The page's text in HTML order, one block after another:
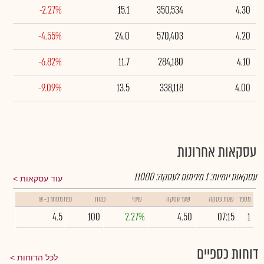
4.30
350,534
15.1
-2.27%
4.20
570,403
24.0
-4.55%
4.10
284,180
11.7
-6.82%
4.00
338,118
13.5
-9.09%
עסקאות אחרונות
עוד עסקאות עסקאות יומיות:1מינימום לעסקה:11000
מספר שעת עסקה שער עסקה שינוי כמות נפח מסחר ב- ₪
1
07:15
4.50
2.27%
100
4.5
דוחות כספיים לכל הדוחות